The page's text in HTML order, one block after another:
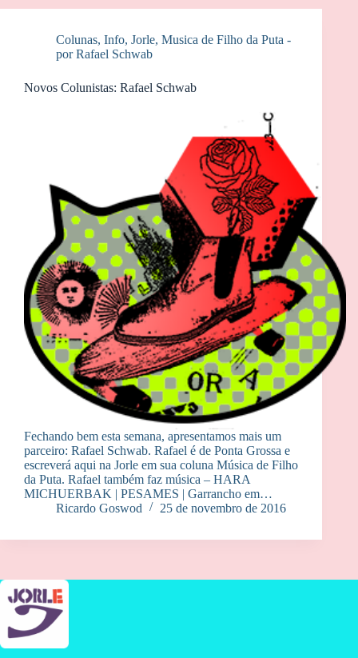
Colunas, Info, Jorle, Musica de Filho da Puta -
por Rafael Schwab
Novos Colunistas: Rafael Schwab
Fechando bem esta semana, apresentamos mais um
parceiro: Rafael Schwab. Rafael é de Ponta Grossa e
escreverá aqui na Jorle em sua coluna Música de Filho
da Puta. Rafael também faz música – HARA
MICHUERBAK | PESAMES | Garrancho em…
Ricardo Goswod
25 de novembro de 2016